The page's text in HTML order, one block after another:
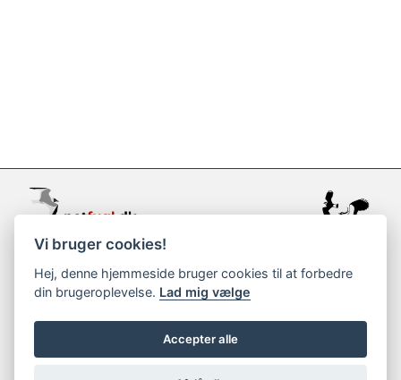
support@netfugl.dk
copyright © 2002-2023
Vi bruger cookies!
Hej, denne hjemmeside bruger cookies til at forbedre
din brugeroplevelse. Lad mig vælge
Accepter alle